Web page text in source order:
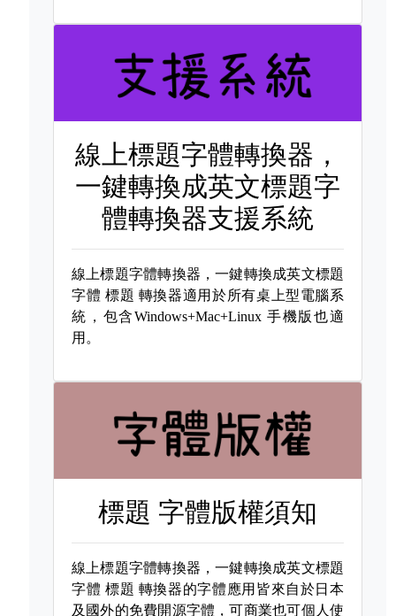
線上標題字體轉換器，
一鍵轉換成英文標題字
體轉換器支援系統
線上標題字體轉換器，一鍵轉換成英文標題
字體 標題 轉換器適用於所有桌上型電腦系
統，包含Windows+Mac+Linux 手機版也適
用。
標題 字體版權須知
線上標題字體轉換器，一鍵轉換成英文標題
字體 標題 轉換器的字體應用皆來自於日本
及國外的免費開源字體，可商業也可個人使